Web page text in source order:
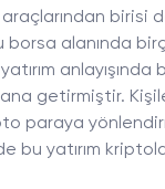
araçlarından birisi
borsa alanında
anlayışında
getirmiştir. Kişiler
paraya
bu yatırım